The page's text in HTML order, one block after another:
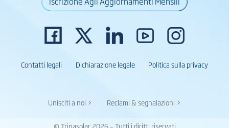
Contatti legali Dichiarazione legale Politica sulla privacy
Unisciti a noi > Reclami & segnalazioni >
© Trinasolar 2026 – Tutti i diritti riservati